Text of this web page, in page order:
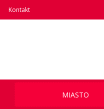
Kontakt
MIASTO